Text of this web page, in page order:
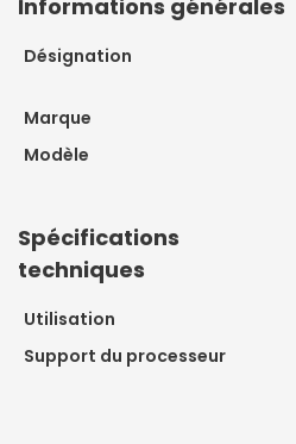
Informations générales
Désignation
Marque
Modèle
Spécifications
techniques
Utilisation
Support du processeur